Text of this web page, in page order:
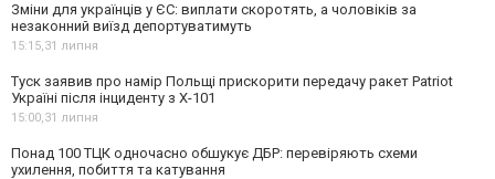
Зміни для українців у ЄС: виплати скоротять, а чоловіків за
незаконний виїзд депортуватимуть
15:15,31 липня
Туск заявив про намір Польщі прискорити передачу ракет Patriot
Україні після інциденту з Х-101
15:00,31 липня
Понад 100 ТЦК одночасно обшукує ДБР: перевіряють схеми
ухилення, побиття та катування